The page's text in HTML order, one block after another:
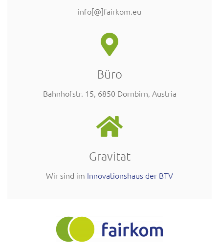
info[@]fairkom.eu
Büro
Bahnhofstr. 15, 6850 Dornbirn, Austria
Gravitat
Wir sind im Innovationshaus der BTV